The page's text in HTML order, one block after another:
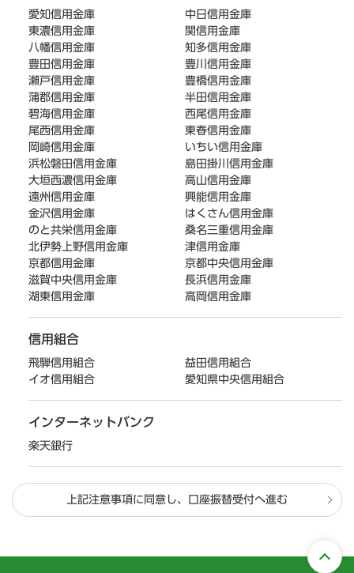
愛知信用金庫
中日信用金庫
東濃信用金庫
関信用金庫
八幡信用金庫
知多信用金庫
豊田信用金庫
豊川信用金庫
瀬戸信用金庫
豊橋信用金庫
蒲郡信用金庫
半田信用金庫
碧海信用金庫
西尾信用金庫
尾西信用金庫
東春信用金庫
岡崎信用金庫
いちい信用金庫
浜松磐田信用金庫
島田掛川信用金庫
大垣西濃信用金庫
高山信用金庫
遠州信用金庫
興能信用金庫
金沢信用金庫
はくさん信用金庫
のと共栄信用金庫
桑名三重信用金庫
北伊勢上野信用金庫
津信用金庫
京都信用金庫
京都中央信用金庫
滋賀中央信用金庫
長浜信用金庫
湖東信用金庫
高岡信用金庫
信用組合
飛騨信用組合
益田信用組合
イオ信用組合
愛知県中央信用組合
インターネットバンク
楽天銀行
上記注意事項に同意し、口座振替受付へ進む